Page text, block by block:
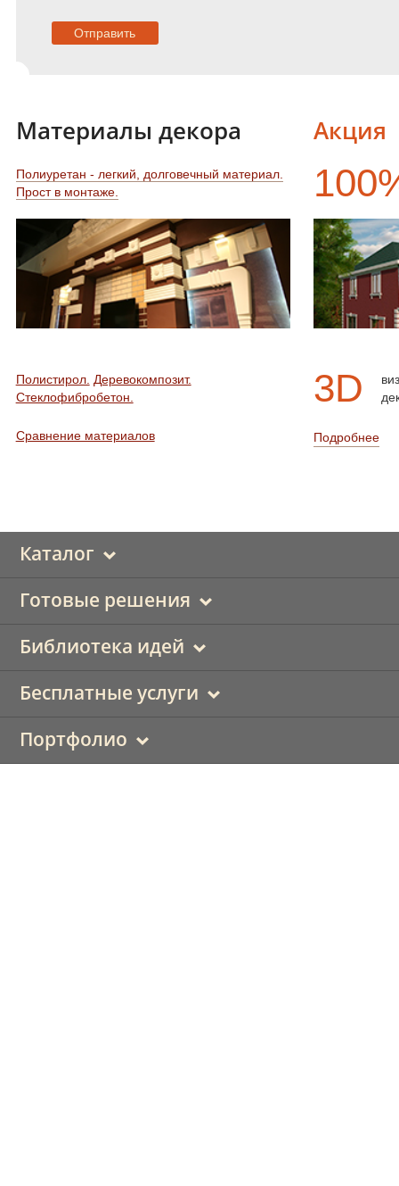
Акция
3D
Подробнее
Материалы декора
Полиуретан - легкий, долговечный материал.
Прост в монтаже.
Полистирол. Деревокомпозит.
Стеклофибробетон.
Сравнение материалов
Каталог
Готовые решения
Библиотека идей
Бесплатные услуги
Портфолио